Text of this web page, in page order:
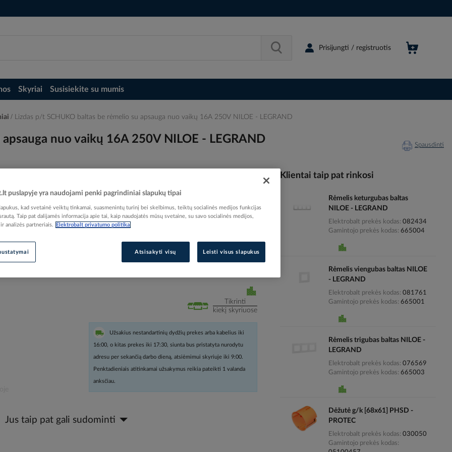
Prisijungti / registruotis
Skyriai Susisiekite su mumis
Lizdas p/t SCHUKO baltas be rėmelio su apsauga nuo vaikų 16A 250V NILOE - LEGRAND
nuo vaikų 16A 250V NILOE - LEGRAND Spausdinti
EAN kodas
3414970682581
Gamintojo prekės kodas
Tikrinti
kiekį skyriuose
Užsakius nestandartinių dydžių prekes arba kabelius iki
16:00, o kitas prekes iki 17:30, siunta bus pristatyta nurodytu
adresu per sekančią darbo dieną, atsiėmimui skyriuje iki 9:00.
Penktadieniais atitinkamai užsakymus reikia pateikti 1 valanda
anksčiau.
Jus taip pat gali sudominti
Klientai taip pat rinkosi
Rėmelis keturgubas baltas
NILOE - LEGRAND
Elektrobalt prekės kodas 082434
Gamintojo prekės kodas 665004
Rėmelis viengubas baltas NILOE
- LEGRAND
Elektrobalt prekės kodas 081761
Gamintojo prekės kodas 665001
Rėmelis trigubas baltas NILOE -
LEGRAND
Elektrobalt prekės kodas 076569
Gamintojo prekės kodas 665003
Dėžutė g/k [68x61] PHSD -
PROTEC
Elektrobalt prekės kodas 030050
Gamintojo prekės kodas
puslapyje yra naudojami penki pagrindiniai slapukų tipai
kad svetainė veiktų tinkamai, suasmenintų turinį bei skelbimus, teiktų socialinės medijos funkcijas
Taip pat dalijamės informacija apie tai, kaip naudojatės mūsų svetaine, su savo socialinės medijos,
analizės partneriais.
Elektrobalt privatumo politika
Atsisakyti visų Leisti visus slapukus